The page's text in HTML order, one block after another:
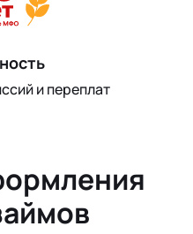
и переплат